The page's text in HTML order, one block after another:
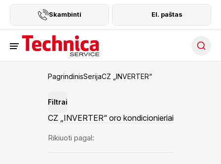
Skambinti El. paštas
PagrindinisSerijaCZ „INVERTER“
Filtrai
CZ „INVERTER“ oro kondicionieriai
Rikiuoti pagal: